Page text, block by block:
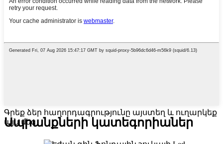
Գրեք ձեր հաղորդագրությունը այստեղ և ուղարկեք
այն մեզ
Ապրանքների կատեգորիաներ